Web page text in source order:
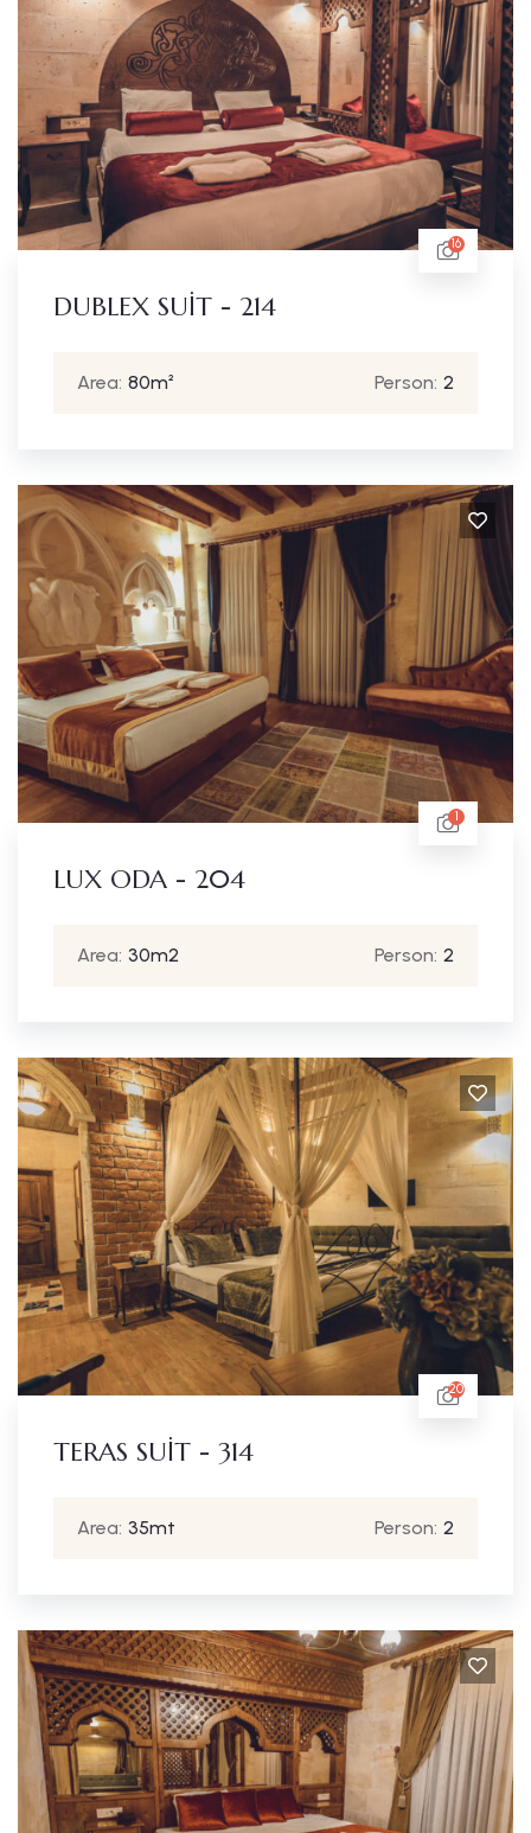
16
DUBLEX SUİT - 214
Area: 80m² Person: 2
1
LUX ODA - 204
Area: 30m2 Person: 2
20
TERAS SUİT - 314
Area: 35mt Person: 2